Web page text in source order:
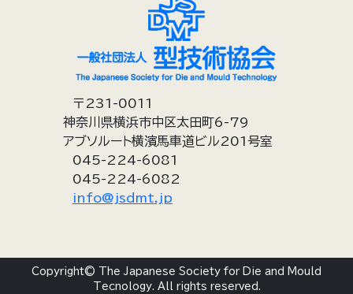
〒231-0011
神奈川県横浜市中区太田町6-79
アブソルート横濱馬車道ビル201号室
045-224-6081
045-224-6082
info@jsdmt.jp
Copyright© The Japanese Society for Die and Mould
Tecnology. All rights reserved.